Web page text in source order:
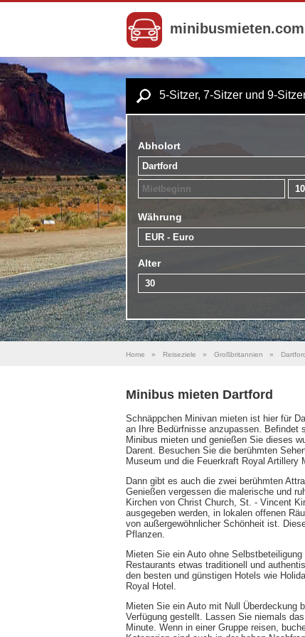
minibusmieten.com
5-Sitzer, 7-Sitzer und 9-
Abholort
Währung
Alter
Home » Reiseziele » Großbritannien »
Minibus mieten Dartford
Schnäppchen Minivan mieten ist hier für
an Ihre Bedürfnisse anzupassen. Befindet
Minibus mieten und genießen Sie dieses
Darent. Besuchen Sie die berühmten
Museum und die Feuerkraft Royal Artillery
Dann gibt es auch die zwei berühmten
Genießen vergessen die malerische und
Kirchen von Christ Church, St. - Vincent
ausgegeben werden, in lokalen offenen
von außergewöhnlicher Schönheit ist.
Pflanzen.
Mieten Sie ein Auto ohne
Restaurants etwas traditionell und
den besten und günstigen Hotels wie
Royal Hotel.
Mieten Sie ein Auto mit Null Überdeckung
Verfügung gestellt. Lassen Sie niemals
Minute. Wenn in einer Gruppe reisen,